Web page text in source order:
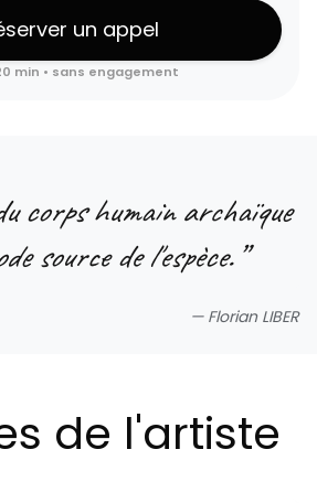
un appel
min • sans engagement
corps humain archaïque
source de l'espèce.”
— Florian LIBER
de l'artiste